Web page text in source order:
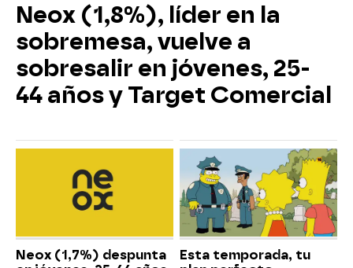
Neox (1,8%), líder en la
sobremesa, vuelve a
sobresalir en jóvenes, 25-
44 años y Target Comercial
Neox (1,7%) despunta
Esta temporada, tu